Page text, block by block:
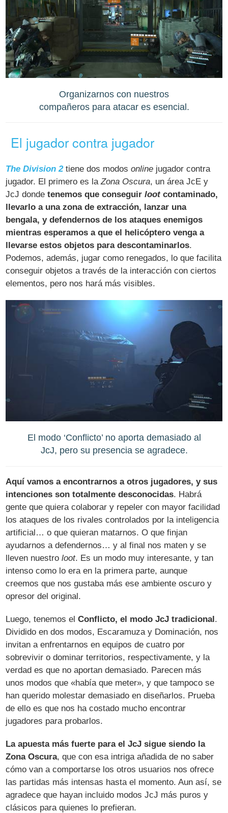
Organizarnos con nuestros
compañeros para atacar es esencial.
El jugador contra jugador
The Division 2tiene dos modosonline jugador contra
jugador. El primero es laZona Oscura, un área JcE y
JcJ dondetenemos que conseguirlootcontaminado,
llevarlo a una zona de extracción, lanzar una
bengala, y defendernos de los ataques enemigos
mientras esperamos a que el helicóptero venga a
llevarse estos objetos para descontaminarlos.
Podemos, además, jugar como renegados, lo que facilita
conseguir objetos a través de la interacción con ciertos
elementos, pero nos hará más visibles.
El modo ‘Conflicto’ no aporta demasiado al
JcJ, pero su presencia se agradece.
Aquí vamos a encontrarnos a otros jugadores, y sus
intenciones son totalmente desconocidas. Habrá
gente que quiera colaborar y repeler con mayor facilidad
los ataques de los rivales controlados por la inteligencia
artificial… o que quieran matarnos. O que finjan
ayudarnos a defendernos… y al final nos maten y se
lleven nuestroloot. Es un modo muy interesante, y tan
intenso como lo era en la primera parte, aunque
creemos que nos gustaba más ese ambiente oscuro y
opresor del original.
Luego, tenemos elConflicto, el modo JcJ tradicional.
Dividido en dos modos, Escaramuza y Dominación, nos
invitan a enfrentarnos en equipos de cuatro por
sobrevivir o dominar territorios, respectivamente, y la
verdad es que no aportan demasiado. Parecen más
unos modos que «había que meter», y que tampoco se
han querido molestar demasiado en diseñarlos. Prueba
de ello es que nos ha costado mucho encontrar
jugadores para probarlos.
La apuesta más fuerte para el JcJ sigue siendo la
Zona Oscura, que con esa intriga añadida de no saber
cómo van a comportarse los otros usuarios nos ofrece
las partidas más intensas hasta el momento. Aun así, se
agradece que hayan incluido modos JcJ más puros y
clásicos para quienes lo prefieran.